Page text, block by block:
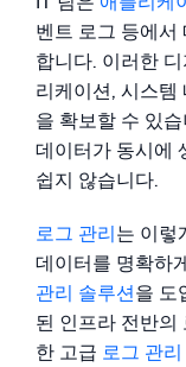
SIEM
위협을 더 빠르
보안을 위한
강력한 로그 가
동적 가시성
모니터링 및
포괄적인 가시
강력한 통합
벤트 로그 등에서
합니다. 이러한
리케이션, 시스템
을 확보할 수 있
데이터가 동시에
쉽지 않습니다.
로그 관리 는 이렇
데이터를 명확하
관리 솔루션을 도
된 인프라 전반의
한 고급 로그 관